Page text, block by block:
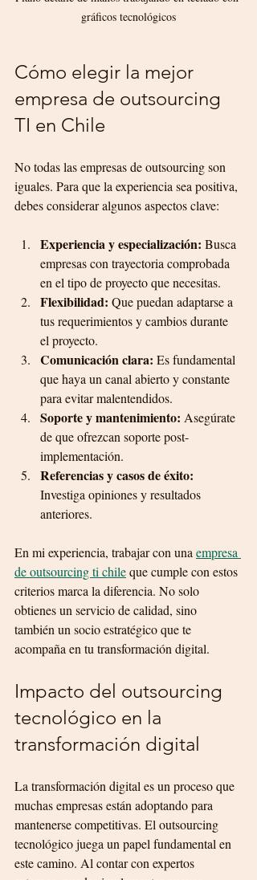
gráficos tecnológicos
Cómo elegir la mejor
empresa de outsourcing
TI en Chile
No todas las empresas de outsourcing son
iguales. Para que la experiencia sea positiva,
debes considerar algunos aspectos clave:
Experiencia y especialización: Busca
empresas con trayectoria comprobada
en el tipo de proyecto que necesitas.
Flexibilidad: Que puedan adaptarse a
tus requerimientos y cambios durante
el proyecto.
Comunicación clara: Es fundamental
que haya un canal abierto y constante
para evitar malentendidos.
Soporte y mantenimiento: Asegúrate
de que ofrezcan soporte post-
implementación.
Referencias y casos de éxito:
Investiga opiniones y resultados
anteriores.
En mi experiencia, trabajar con una empresa
de outsourcing ti chile que cumple con estos
criterios marca la diferencia. No solo
obtienes un servicio de calidad, sino
también un socio estratégico que te
acompaña en tu transformación digital.
Impacto del outsourcing
tecnológico en la
transformación digital
La transformación digital es un proceso que
muchas empresas están adoptando para
mantenerse competitivas. El outsourcing
tecnológico juega un papel fundamental en
este camino. Al contar con expertos